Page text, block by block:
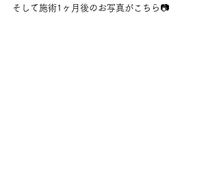
そして施術1ヶ月後のお写真がこちら📷